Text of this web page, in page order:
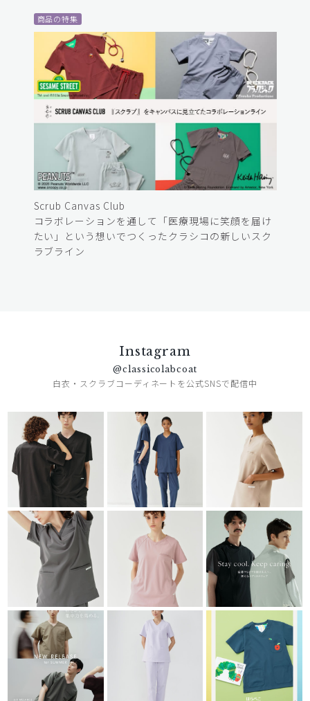
商品の特集
Scrub Canvas Club
コラボレーションを通して「医療現場に笑顔を届け
たい」という想いでつくったクラシコの新しいスク
ラブライン
Instagram
@classicolabcoat
白衣・スクラブコーディネートを公式SNSで配信中